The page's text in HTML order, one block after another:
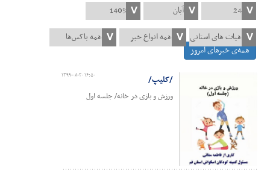
همه‌ی خبرهای امروز
۱۳۹۹-۰۸-۲۰ ۱۶:۵۰ /کلیپ/
ورزش و بازی در خانه/ جلسه اول